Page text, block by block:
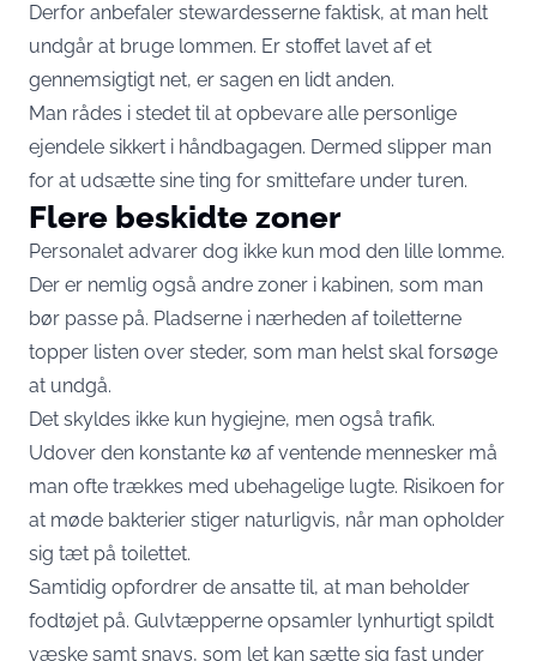
Derfor anbefaler stewardesserne faktisk, at man helt
undgår at bruge lommen. Er stoffet lavet af et
gennemsigtigt net, er sagen en lidt anden.
Man rådes i stedet til at opbevare alle personlige
ejendele sikkert i håndbagagen. Dermed slipper man
for at udsætte sine ting for smittefare under turen.
Flere beskidte zoner
Personalet advarer dog ikke kun mod den lille lomme.
Der er nemlig også andre zoner i kabinen, som man
bør passe på. Pladserne i nærheden af toiletterne
topper listen over steder, som man helst skal forsøge
at undgå.
Det skyldes ikke kun hygiejne, men også trafik.
Udover den konstante kø af ventende mennesker må
man ofte trækkes med ubehagelige lugte. Risikoen for
at møde bakterier stiger naturligvis, når man opholder
sig tæt på toilettet.
Samtidig opfordrer de ansatte til, at man beholder
fodtøjet på. Gulvtæpperne opsamler lynhurtigt spildt
væske samt snavs, som let kan sætte sig fast under